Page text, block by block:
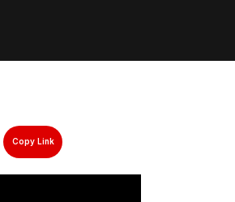
Copy Link